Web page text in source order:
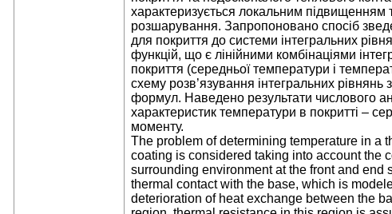
характеризується локальним підвищенням
розшарування. Запропоновано спосіб
для покриття до системи інтегральних
функцій, що є лінійними комбінаціями
покриття (середньої температури і
схему розв’язування інтегральних
формул. Наведено результати числового
характеристик температури в покритті –
моменту.
The problem of determining temperature in a
coating is considered taking into account the
surrounding environment at the front and end
thermal contact with the base, which is
deterioration of heat exchange between the